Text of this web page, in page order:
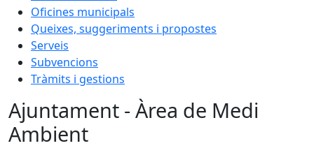
Oficines municipals
Queixes, suggeriments i propostes
Serveis
Subvencions
Tràmits i gestions
Ajuntament - Àrea de Medi
Ambient